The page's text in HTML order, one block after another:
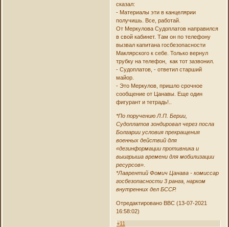
сказал:
- Материалы эти в канцелярии
получишь. Все, работай.
От Меркулова Судоплатов направился
в свой кабинет. Там он по телефону
вызвал капитана госбезопасности
Маклярского к себе. Только вернул
трубку на телефон, как тот зазвонил.
- Судоплатов, - ответил старший
майор.
- Это Меркулов, пришло срочное
сообщение от Цанавы. Еще один
фигурант и тетрадь!..
*По поручению Л.П. Берии,
Судоплатов зондировал через посла
Болгарии условия прекращения
военных действий для
«дезинформации противника и
выигрыша времени для мобилизации
ресурсов».
*Лаврентий Фомич Цанава - комиссар
госбезопасности 3 ранга, нарком
внутренних дел БССР.
Отредактировано ВВС (13-07-2021
16:58:02)
+11